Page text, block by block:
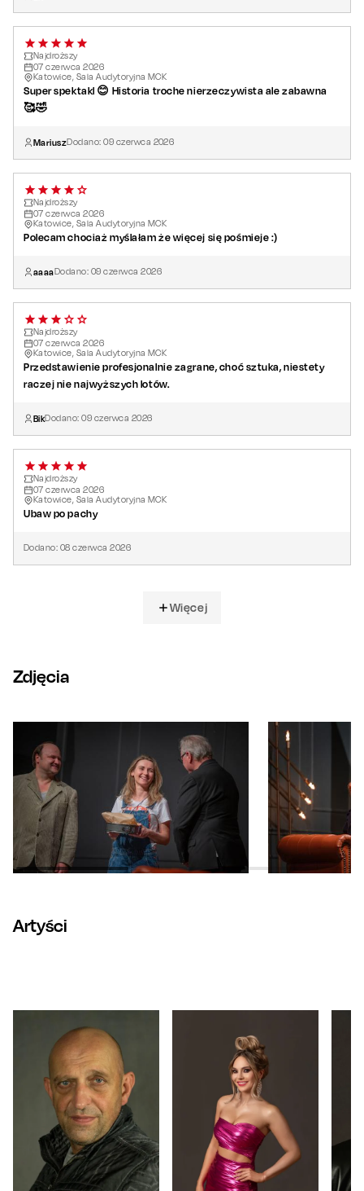
Najdroższy
07 czerwca 2026
Katowice, Sala Audytoryjna MCK
Super spektakl 😊 Historia troche nierzeczywista ale zabawna
🥰🤣
MariuszDodano:09 czerwca 2026
Najdroższy
07 czerwca 2026
Katowice, Sala Audytoryjna MCK
Polecam chociaż myślałam że więcej się pośmieje :)
aaaaDodano: 09 czerwca 2026
Najdroższy
07 czerwca 2026
Katowice, Sala Audytoryjna MCK
Przedstawienie profesjonalnie zagrane, choć sztuka, niestety
raczej nie najwyższych lotów.
BikDodano:09 czerwca 2026
Najdroższy
07 czerwca 2026
Katowice, Sala Audytoryjna MCK
Ubaw po pachy
Dodano: 08 czerwca 2026
Więcej
Zdjęcia
Artyści